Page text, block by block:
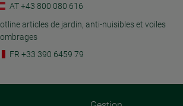
AT +43 800 080 616
articles de jardin, anti-nuisibles et voiles
FR +33 390 6459 79